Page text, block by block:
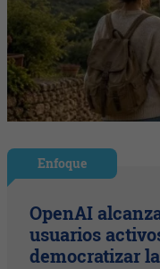
Enfoque
OpenAI
usuarios
democratizar